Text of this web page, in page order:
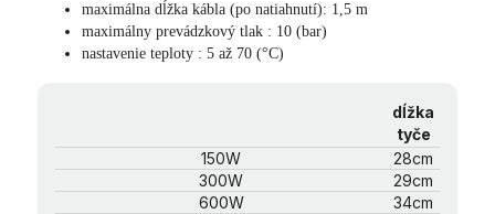
maximálna dĺžka kábla (po natiahnutí): 1,5 m
maximálny prevádzkový tlak : 10 (bar)
nastavenie teploty : 5 až 70 (°C)
dĺžka
tyče
150W
28cm
300W
29cm
600W
34cm